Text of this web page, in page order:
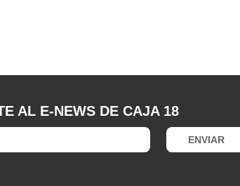
AL E-NEWS DE CAJA 18